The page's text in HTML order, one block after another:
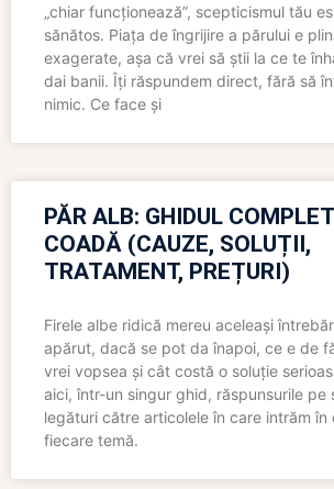
„chiar funcționează”, scepticismul tău
sănătos. Piața de îngrijire a părului e
exagerate, așa că vrei să știi la ce te
dai banii. Îți răspundem direct, fără să
nimic. Ce face și
PĂR ALB: GHIDUL
COADĂ (CAUZE, SOLUȚII,
TRATAMENT, PREȚURI)
Firele albe ridică mereu aceleași
apărut, dacă se pot da înapoi, ce e de
vrei vopsea și cât costă o soluție
aici, într-un singur ghid, răspunsurile pe
legături către articolele în care intrăm în
fiecare temă.